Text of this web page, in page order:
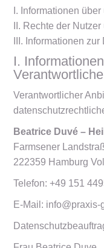
I. Informationen
II. Rechte der
III. Informationen
I.
Verantwortliche
Verantwortlicher
Beatrice Duvé –
Farmsener
222359 Hamburg
Telefon: +49 151
E-Mail: